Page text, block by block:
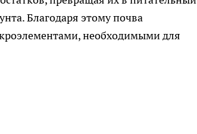
Благодаря этому почва
необходимыми для